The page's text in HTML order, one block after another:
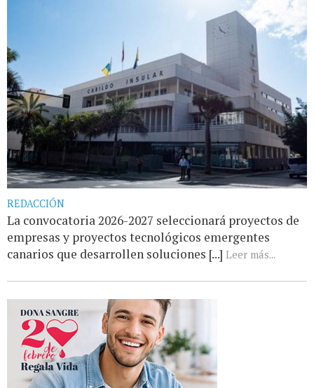
REDACCIÓN
La convocatoria 2026-2027 seleccionará proyectos de
empresas y proyectos tecnológicos emergentes
canarios que desarrollen soluciones [...] Leer más...